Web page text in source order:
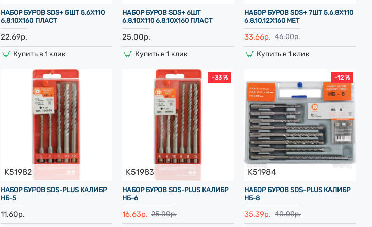
НАБОР БУРОВ SDS+ 5ШТ 5,6Х110
6,8,10Х160 ПЛАСТ
22.69р.
Купить в 1 клик
НАБОР БУРОВ SDS+ 6ШТ
6,8,10Х110 6,8,10Х160 ПЛАСТ
25.00р.
Купить в 1 клик
НАБОР БУРОВ SDS+ 7ШТ 5,6,8Х110
6,8,10,12Х160 МЕТ
33.66р. 46.00р.
Купить в 1 клик
K51982
НАБОР БУРОВ SDS-PLUS КАЛИБР
НБ-5
11.60р.
-33 %
K51983
НАБОР БУРОВ SDS-PLUS КАЛИБР
НБ-6
16.63р. 25.00р.
-12 %
K51984
НАБОР БУРОВ SDS-PLUS КАЛИБР
НБ-8
35.39р. 40.00р.